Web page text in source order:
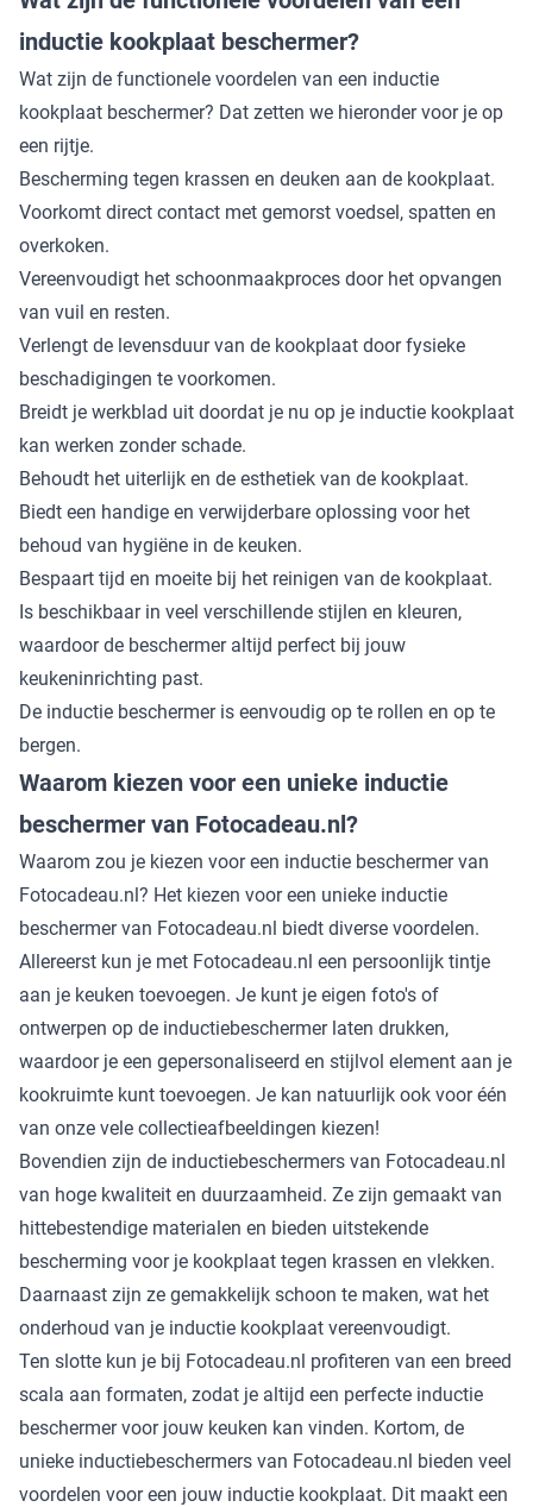
inductie kookplaat beschermer?
Wat zijn de functionele voordelen van een inductie
kookplaat beschermer? Dat zetten we hieronder voor je op
een rijtje.
Bescherming tegen krassen en deuken aan de kookplaat.
Voorkomt direct contact met gemorst voedsel, spatten en
overkoken.
Vereenvoudigt het schoonmaakproces door het opvangen
van vuil en resten.
Verlengt de levensduur van de kookplaat door fysieke
beschadigingen te voorkomen.
Breidt je werkblad uit doordat je nu op je inductie kookplaat
kan werken zonder schade.
Behoudt het uiterlijk en de esthetiek van de kookplaat.
Biedt een handige en verwijderbare oplossing voor het
behoud van hygiëne in de keuken.
Bespaart tijd en moeite bij het reinigen van de kookplaat.
Is beschikbaar in veel verschillende stijlen en kleuren,
waardoor de beschermer altijd perfect bij jouw
keukeninrichting past.
De inductie beschermer is eenvoudig op te rollen en op te
bergen.
Waarom kiezen voor een unieke inductie
beschermer van Fotocadeau.nl?
Waarom zou je kiezen voor een inductie beschermer van
Fotocadeau.nl? Het kiezen voor een unieke inductie
beschermer van Fotocadeau.nl biedt diverse voordelen.
Allereerst kun je met Fotocadeau.nl een persoonlijk tintje
aan je keuken toevoegen. Je kunt je eigen foto's of
ontwerpen op de inductiebeschermer laten drukken,
waardoor je een gepersonaliseerd en stijlvol element aan je
kookruimte kunt toevoegen. Je kan natuurlijk ook voor één
van onze vele collectieafbeeldingen kiezen!
Bovendien zijn de inductiebeschermers van Fotocadeau.nl
van hoge kwaliteit en duurzaamheid. Ze zijn gemaakt van
hittebestendige materialen en bieden uitstekende
bescherming voor je kookplaat tegen krassen en vlekken.
Daarnaast zijn ze gemakkelijk schoon te maken, wat het
onderhoud van je inductie kookplaat vereenvoudigt.
Ten slotte kun je bij Fotocadeau.nl profiteren van een breed
scala aan formaten, zodat je altijd een perfecte inductie
beschermer voor jouw keuken kan vinden. Kortom, de
unieke inductiebeschermers van Fotocadeau.nl bieden veel
voordelen voor een jouw inductie kookplaat. Dit maakt een